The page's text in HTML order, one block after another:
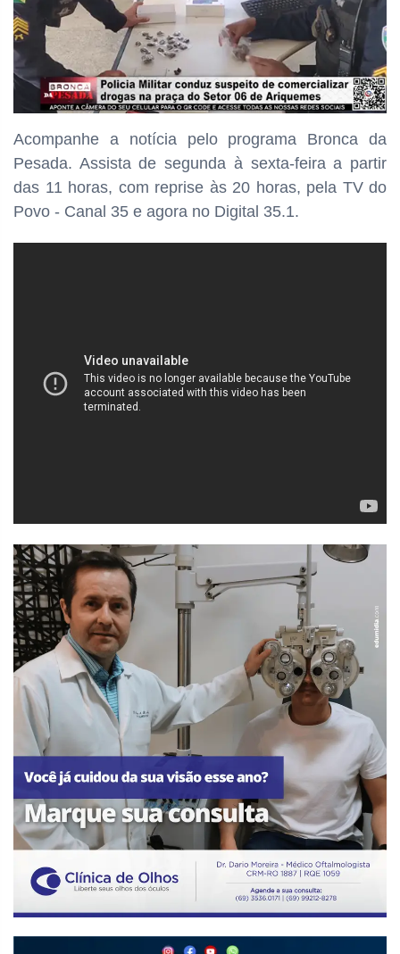
Acompanhe a notícia pelo programa Bronca da
Pesada. Assista de segunda à sexta-feira a partir
das 11 horas, com reprise às 20 horas, pela TV do
Povo - Canal 35 e agora no Digital 35.1.